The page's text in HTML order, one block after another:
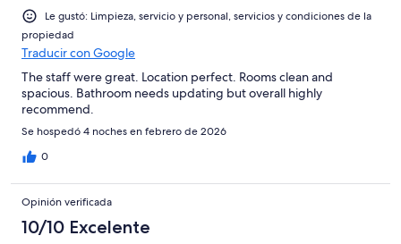
Le gustó: Limpieza, servicio y personal, servicios y condiciones de la
propiedad
Traducir con Google
The staff were great. Location perfect. Rooms clean and
spacious. Bathroom needs updating but overall highly
recommend.
Se hospedó 4 noches en febrero de 2026
0
Opinión verificada
10/10 Excelente